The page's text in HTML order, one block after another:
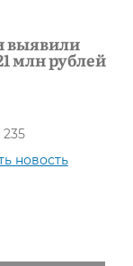
выявили
млн рублей
235
новость